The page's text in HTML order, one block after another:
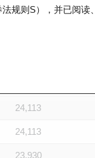
规则S），并已阅读
24,113
24,113
23,930